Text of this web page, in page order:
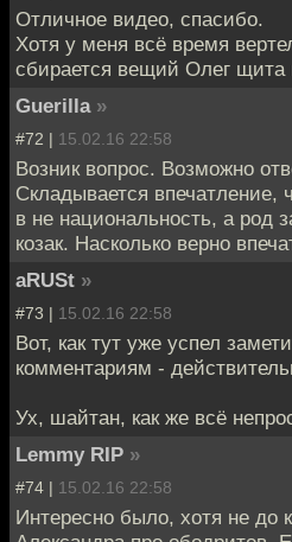
Отличное видео, спасибо.
Хотя у меня всё время
сбирается вещий Олег щита
Guerilla »
#72 | 15.02.16 22:58
Возник вопрос. Возможно
Складывается впечатление,
в не национальность, а род
козак. Насколько верно
aRUSt »
#73 | 15.02.16 22:58
Вот, как тут уже успел
комментариям -
Ух, шайтан, как же всё
Lemmy RIP »
#74 | 15.02.16 22:58
Интересно было, хотя не до